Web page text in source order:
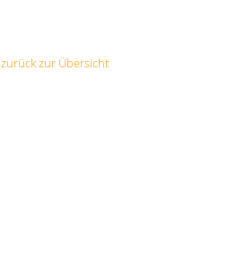
zurück zur Übersicht